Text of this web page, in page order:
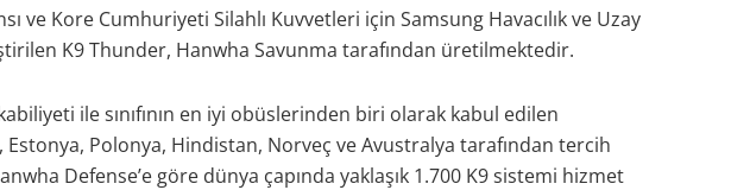
ve Kore Cumhuriyeti Silahlı Kuvvetleri için Samsung Havacılık ve Uzay
K9 Thunder, Hanwha Savunma tarafından üretilmektedir.
ile sınıfının en iyi obüslerinden biri olarak kabul edilen
Estonya, Polonya, Hindistan, Norveç ve Avustralya tarafından tercih
Defense’e göre dünya çapında yaklaşık 1.700 K9 sistemi hizmet